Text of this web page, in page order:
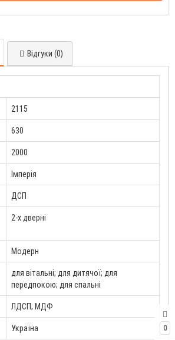
0
Відгуки (0)
2115
630
2000
Імперія
ДСП
2-х дверні
Модерн
для вітальні; для дитячої; для
передпокою; для спальні
ЛДСП; МДФ
Україна